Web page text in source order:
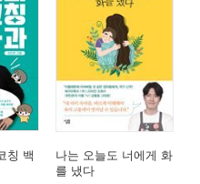
키고 떼를 부려요
고집을 부려요
, 오늘도 아들과 함께 성장합니다
을 갖고 싶어요
남의 일 보듯해요
어떻게 대처하면 좋을까요
제 몫인 것만 같아요
칭 백
나는 오늘도 너에게 화
를 냈다